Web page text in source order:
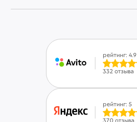
рейтинг: 4.9
332 отзыва
рейтинг: 5